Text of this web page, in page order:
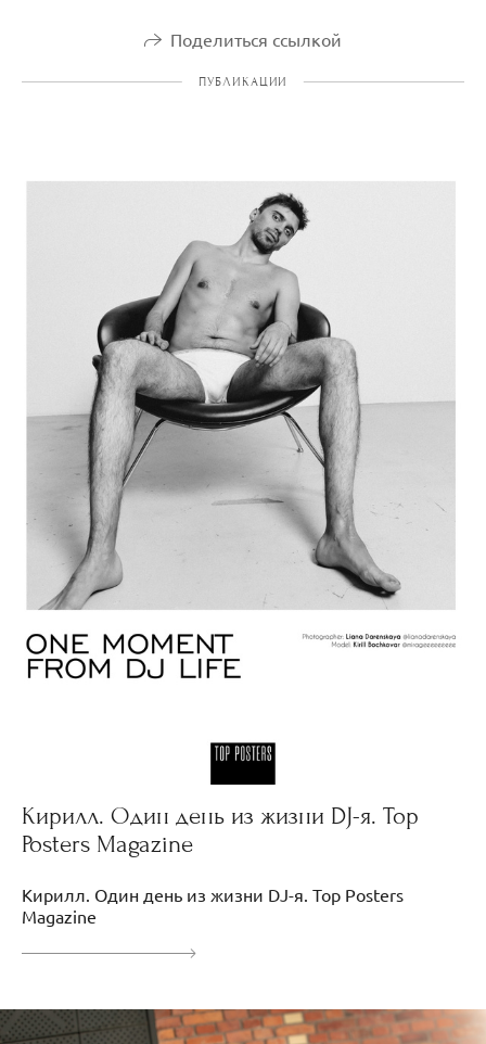
Поделиться ссылкой
ПУБЛИКАЦИИ
Кирилл. Один день из жизни DJ-я. Top
Posters Magazine
Кирилл. Один день из жизни DJ-я. Top Posters
Magazine